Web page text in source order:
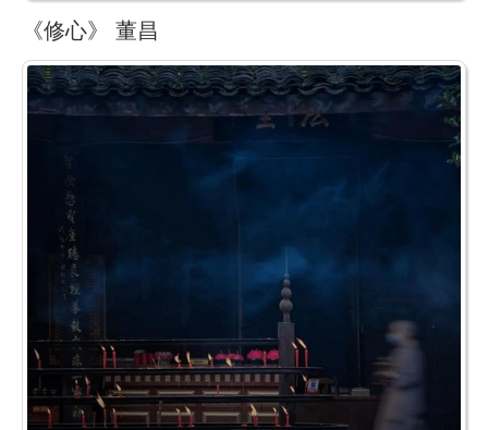
《修心》 董昌